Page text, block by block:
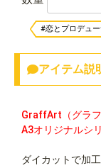
#恋とプロデュー
アイテム説
GraffArt（グラフ
A3オリジナルシ
ダイカットで加